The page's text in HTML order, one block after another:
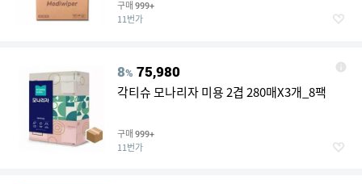
구매 999+
11번가
8% 75,980
각티슈 모나리자 미용 2겹 280매X3개_8팩
구매 999+
11번가